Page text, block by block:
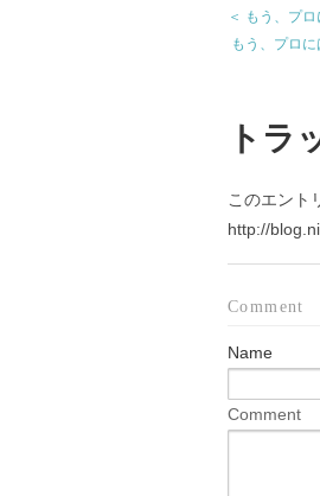
＜ もう、プ
もう、プロ
トラ
このエント
http://
Comment
Name
Comment